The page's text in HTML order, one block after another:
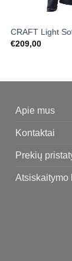
CRAFT Light
€209,00
Apie mus
Kontaktai
Prekių
Atsiskaitymo